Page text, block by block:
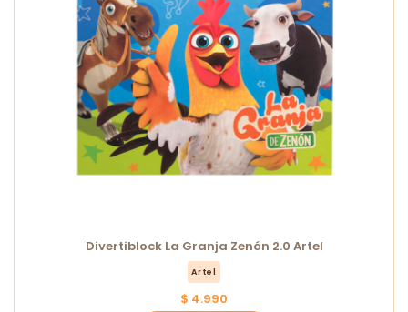
Divertiblock La Granja Zenón 2.0 Artel
Artel
$ 4.990